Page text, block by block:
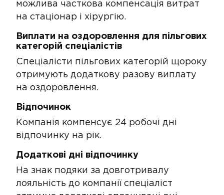
можлива часткова компенсація витрат
на стаціонар і хірургію.
​​​Виплати на оздоровлення для пільгових
категорій спеціалі​стів​
Спеціалісти пільгових категорій щороку
отримують додаткову разову виплату
на оздоровлення.
Відпочинок
​Компанія компенсує 24 робочі дні
відпочинку​​ на рік.
Додаткові дні відпочинку​
На знак подяки за довготривалу
лояльність до компанії спеціаліст